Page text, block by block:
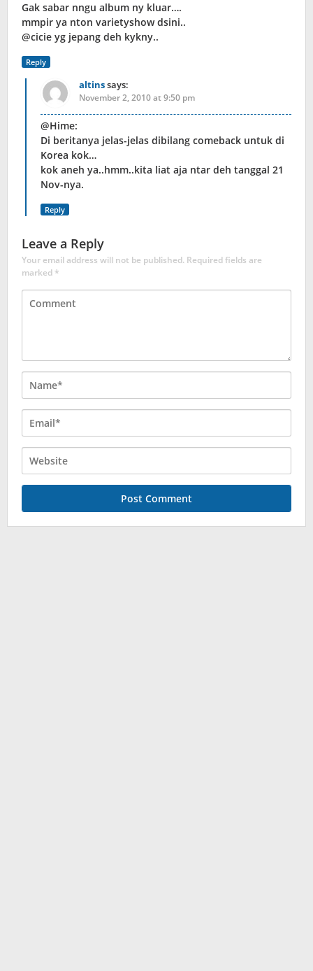
Gak sabar nngu album ny kluar….
mmpir ya nton varietyshow dsini..
@cicie yg jepang deh kykny..
Reply
altinssays:
November 2, 2010 at 9:50 pm
@Hime:
Di beritanya jelas-jelas dibilang comeback untuk di
Korea kok…
kok aneh ya..hmm..kita liat aja ntar deh tanggal 21
Nov-nya.
Reply
Leave a Reply
Your email address will not be published. Required fields are
marked*